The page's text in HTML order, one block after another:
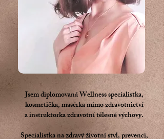
Jsem diplomovaná Wellness specialistka,
kosmetička, masérka mimo zdravotnictví
a instruktorka zdravotní tělesné výchovy.
Specialistka na zdravý životní styl, prevenci,